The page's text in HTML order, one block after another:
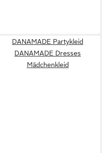
DANAMADE Partykleid
DANAMADE Dresses
Mädchenkleid